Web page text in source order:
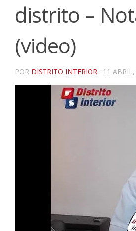
distrito –
(video)
POR DISTRITO INTERIOR · 11